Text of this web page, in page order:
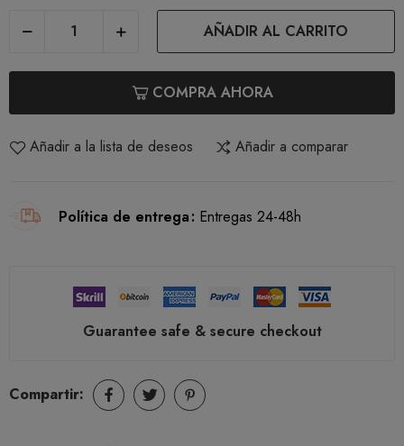
Leche
AÑADIR AL CARRITO
COMPRA AHORA
Añadir a la lista de deseos Añadir a comparar
Política de entrega Entregas 24-48h
Guarantee safe & secure checkout
Compartir: